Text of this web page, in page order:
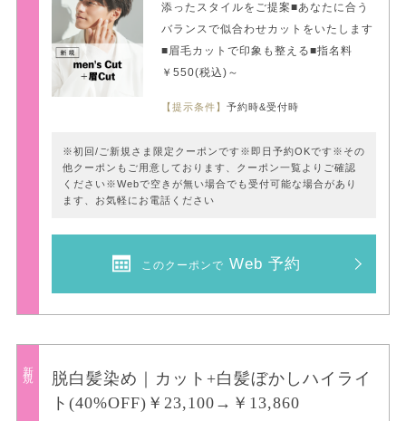
添ったスタイルをご提案■あなたに合う
バランスで似合わせカットをいたします
■眉毛カットで印象も整える■指名料
￥550(税込)～
【提示条件】予約時&受付時
※初回/ご新規さま限定クーポンです※即日予約OKです※その
他クーポンもご用意しております、クーポン一覧よりご確認
ください※Webで空きが無い場合でも受付可能な場合があり
ます、お気軽にお電話ください
このクーポンで Web 予約
新規
脱白髪染め｜カット+白髪ぼかしハイライ
ト(40%OFF)￥23,100→￥13,860